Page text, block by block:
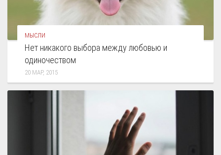
МЫСЛИ
Нет никакого выбора между любовью и
одиночеством
20 МАР, 2015